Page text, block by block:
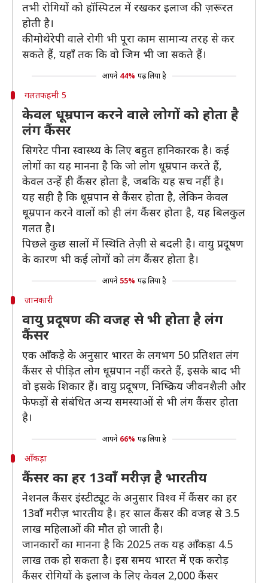
तभी रोगियों को हॉस्पिटल में रखकर इलाज की ज़रूरत
होती है।
कीमोथेरेपी वाले रोगी भी पूरा काम सामान्य तरह से कर
सकते हैं, यहाँ तक कि वो जिम भी जा सकते हैं।
आपने 44% पढ़ लिया है
गलतफहमी 5
केवल धूम्रपान करने वाले लोगों को होता है
लंग कैंसर
सिगरेट पीना स्वास्थ्य के लिए बहुत हानिकारक है। कई
लोगों का यह मानना है कि जो लोग धूम्रपान करते हैं,
केवल उन्हें ही कैंसर होता है, जबकि यह सच नहीं है।
यह सही है कि धूम्रपान से कैंसर होता है, लेकिन केवल
धूम्रपान करने वालों को ही लंग कैंसर होता है, यह बिलकुल
गलत है।
पिछले कुछ सालों में स्थिति तेज़ी से बदली है। वायु प्रदूषण
के कारण भी कई लोगों को लंग कैंसर होता है।
आपने 55% पढ़ लिया है
जानकारी
वायु प्रदूषण की वजह से भी होता है लंग
कैंसर
एक आँकड़े के अनुसार भारत के लगभग 50 प्रतिशत लंग
कैंसर से पीड़ित लोग धूम्रपान नहीं करते हैं, इसके बाद भी
वो इसके शिकार हैं। वायु प्रदूषण, निष्क्रिय जीवनशैली और
फेफड़ों से संबंधित अन्य समस्याओं से भी लंग कैंसर होता
है।
आपने 66% पढ़ लिया है
आँकड़ा
कैंसर का हर 13वाँ मरीज़ है भारतीय
नेशनल कैंसर इंस्टीट्यूट के अनुसार विश्व में कैंसर का हर
13वाँ मरीज़ भारतीय है। हर साल कैंसर की वजह से 3.5
लाख महिलाओं की मौत हो जाती है।
जानकारों का मानना है कि 2025 तक यह आँकड़ा 4.5
लाख तक हो सकता है। इस समय भारत में एक करोड़
कैंसर रोगियों के इलाज के लिए केवल 2,000 कैंसर